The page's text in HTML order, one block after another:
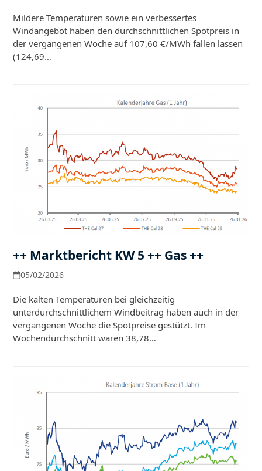
Mildere Temperaturen sowie ein verbessertes
Windangebot haben den durchschnittlichen Spotpreis in
der vergangenen Woche auf 107,60 €/MWh fallen lassen
(124,69…
++ Marktbericht KW 5 ++ Gas ++
05/02/2026
Die kalten Temperaturen bei gleichzeitig
unterdurchschnittlichem Windbeitrag haben auch in der
vergangenen Woche die Spotpreise gestützt. Im
Wochendurchschnitt waren 38,78…